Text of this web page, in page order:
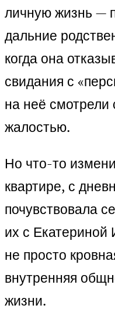
личную жизнь —
дальние
когда она
свидания с
на неё
жалостью.
Но что-то
квартире, с
почувствовала
их с Екатериной
не просто
внутренняя
жизни.